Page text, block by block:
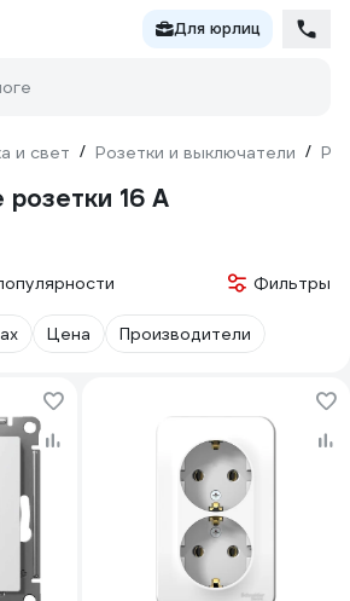
Для юрлиц
и свет / Розетки и выключатели /
16 А
Фильтры
Цена Производители